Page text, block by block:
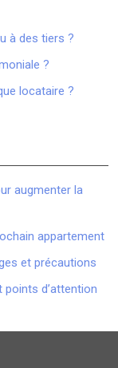
à des tiers ?
?
locataire ?
augmenter la
appartement
et précautions
d’attention